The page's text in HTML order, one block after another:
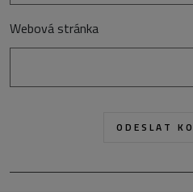
Webová stránka